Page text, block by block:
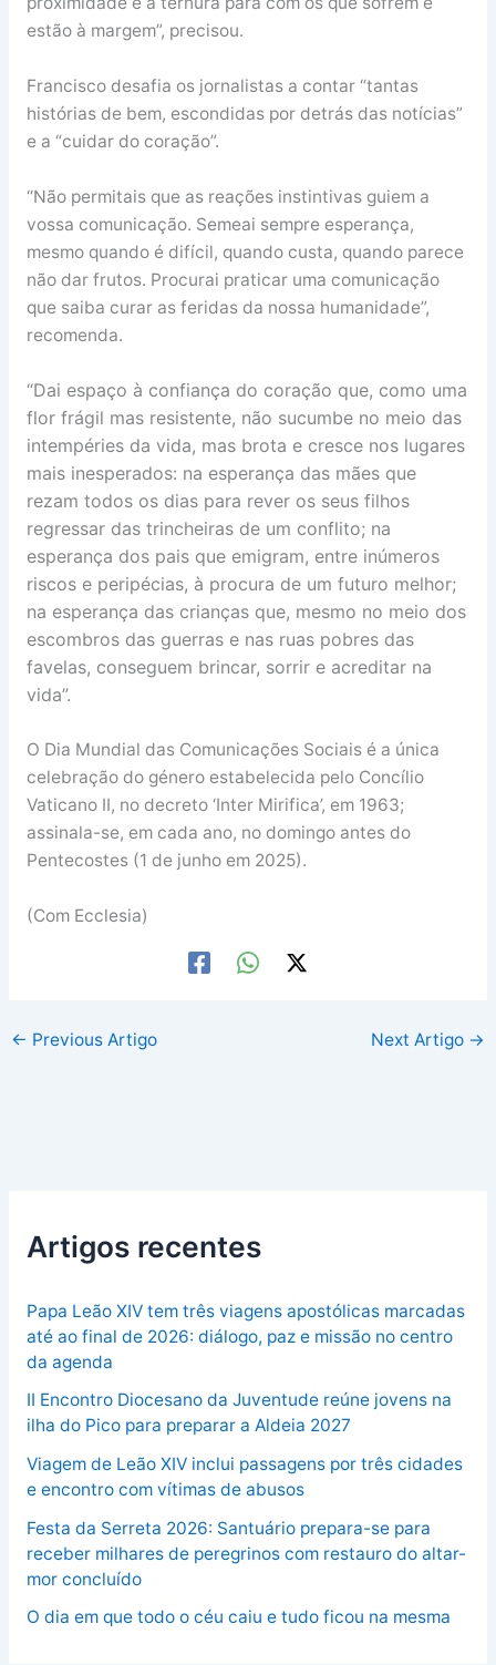
estão à margem”, precisou.
Francisco desafia os jornalistas a contar “tantas
histórias de bem, escondidas por detrás das notícias”
e a “cuidar do coração”.
“Não permitais que as reações instintivas guiem a
vossa comunicação. Semeai sempre esperança,
mesmo quando é difícil, quando custa, quando parece
não dar frutos. Procurai praticar uma comunicação
que saiba curar as feridas da nossa humanidade”,
recomenda.
“Dai espaço à confiança do coração que, como uma
flor frágil mas resistente, não sucumbe no meio das
intempéries da vida, mas brota e cresce nos lugares
mais inesperados: na esperança das mães que
rezam todos os dias para rever os seus filhos
regressar das trincheiras de um conflito; na
esperança dos pais que emigram, entre inúmeros
riscos e peripécias, à procura de um futuro melhor;
na esperança das crianças que, mesmo no meio dos
escombros das guerras e nas ruas pobres das
favelas, conseguem brincar, sorrir e acreditar na
vida”.
O Dia Mundial das Comunicações Sociais é a única
celebração do género estabelecida pelo Concílio
Vaticano II, no decreto ‘Inter Mirifica’, em 1963;
assinala-se, em cada ano, no domingo antes do
Pentecostes (1 de junho em 2025).
(Com Ecclesia)
← Previous Artigo Next Artigo →
Artigos recentes
Papa Leão XIV tem três viagens apostólicas marcadas
até ao final de 2026: diálogo, paz e missão no centro
da agenda
II Encontro Diocesano da Juventude reúne jovens na
ilha do Pico para preparar a Aldeia 2027
Viagem de Leão XIV inclui passagens por três cidades
e encontro com vítimas de abusos
Festa da Serreta 2026: Santuário prepara-se para
receber milhares de peregrinos com restauro do altar-
mor concluído
O dia em que todo o céu caiu e tudo ficou na mesma